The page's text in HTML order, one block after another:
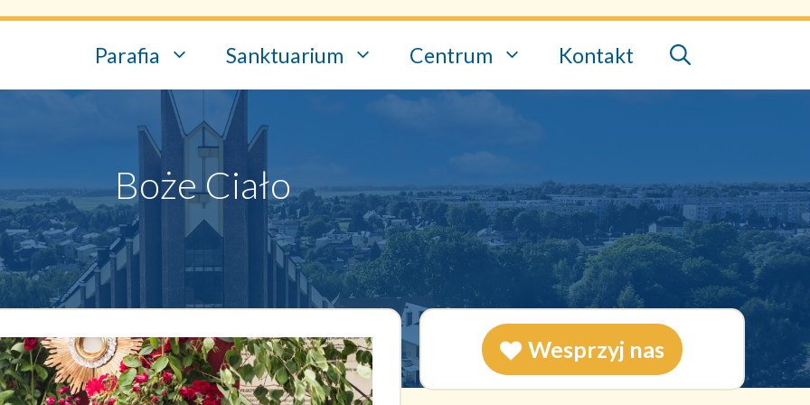
Parafia Sanktuarium Centrum Kontakt
Boże Ciało
Wesprzyj nas